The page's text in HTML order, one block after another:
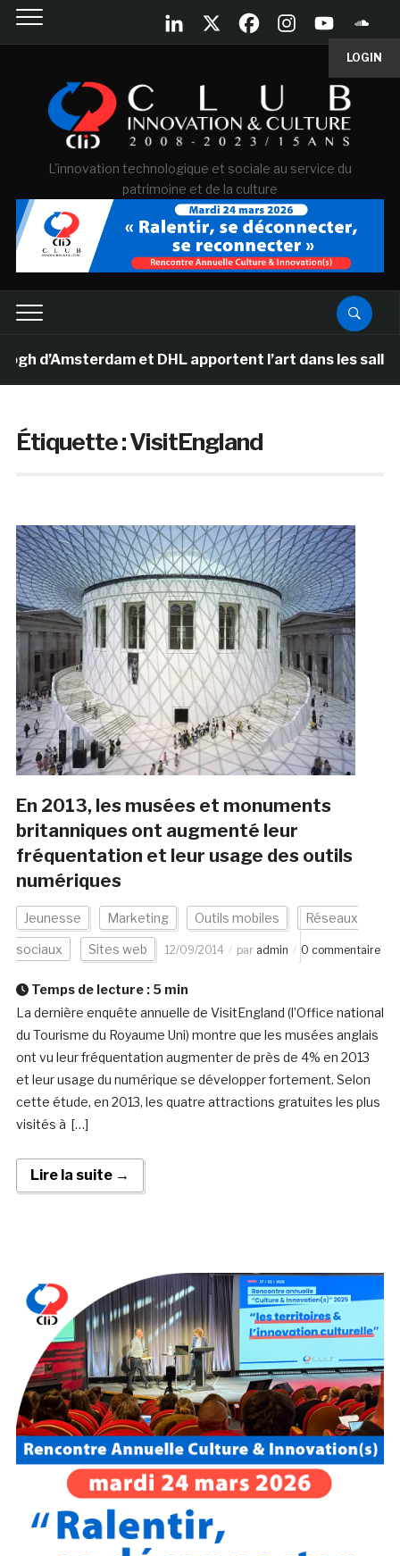
LOGIN
L'innovation technologique et sociale au service du
patrimoine et de la culture
d’Amsterdam et DHL apportent l’art dans les salles
Étiquette :VisitEngland
En 2013, les musées et monuments
britanniques ont augmenté leur
fréquentation et leur usage des outils
numériques
Jeunesse Marketing Outils mobiles Réseaux
sociaux Sites web 12/09/2014 par admin 0 commentaire
Temps de lecture : 5 min
La dernière enquête annuelle de VisitEngland (l’Office national
du Tourisme du Royaume Uni) montre que les musées anglais
ont vu leur fréquentation augmenter de près de 4% en 2013
et leur usage du numérique se développer fortement. Selon
cette étude, en 2013, les quatre attractions gratuites les plus
visités à […]
Lire la suite →